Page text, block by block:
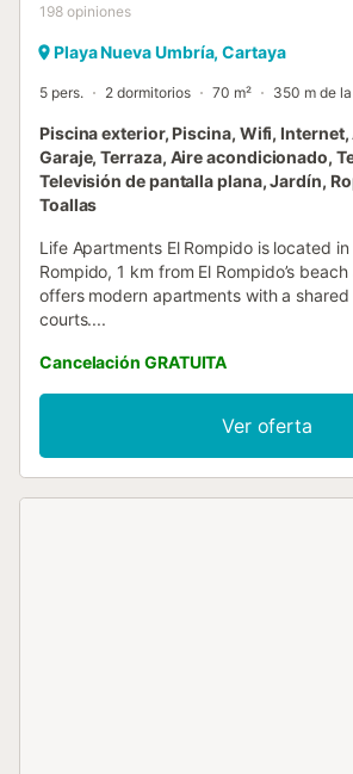
198 opiniones
Playa Nueva Umbría, Cartaya
5 pers. 2 dormitorios 70 m² 350 m de
Piscina exterior, Piscina, Wifi,
Garaje, Terraza, Aire acondicionado,
Televisión de pantalla plana, Jardín,
Toallas
Life Apartments El Rompido is located in
Rompido, 1 km from El Rompido’s
offers modern apartments with a
courts....
Cancelación GRATUITA
Ver oferta